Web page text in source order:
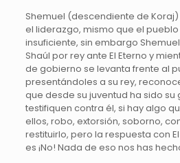
Shemuel (descendiente de
el liderazgo, mismo que el
insuficiente, sin embargo
Shaúl por rey ante El Eterno y
de gobierno se levanta frente al
presentándoles a su rey,
que desde su juventud ha sido su
testifiquen contra él, si hay algo
ellos, robo, extorsión, soborno,
restituirlo, pero la respuesta con
es ¡No! Nada de eso nos has